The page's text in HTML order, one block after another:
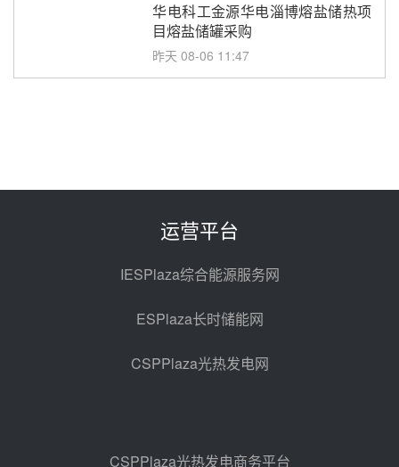
华电科工金源华电淄博熔盐储热项
目熔盐储罐采购
昨天 08-06 11:47
光热示范电站二列蒸汽发生器设备
热发电工程EPC总承包项目熔盐截
昊森机电中标新疆华电天山北麓基
地100MW光热发电工程EPC总承
包项目熔盐介质超声波流量计采购
前天 08-05 17:09
前天 08-05 14:48
运营平台
IESPlaza综合能源服务网
ESPlaza长时储能网
CSPPlaza光热发电网
CSPPlaza光热发电商务平台